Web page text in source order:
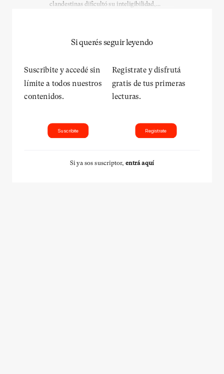
clandestinas dificultó su inteligibilidad,...
Si querés seguir leyendo
Suscribite y accedé sin
límite a todos nuestros
contenidos.
Suscribite
Registrate y disfrutá
gratis de tus primeras
lecturas.
Registrate
Si ya sos suscriptor, entrá aquí